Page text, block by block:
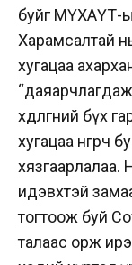
буйг МҮХАҮТ-
Харамсалтай
хугацаа
хөдөлгөөний
хугацаа
хязгаарлалаа.
идэвхтэй
тогтоож буй
талаас орж